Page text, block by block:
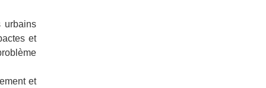
urbains
et
et